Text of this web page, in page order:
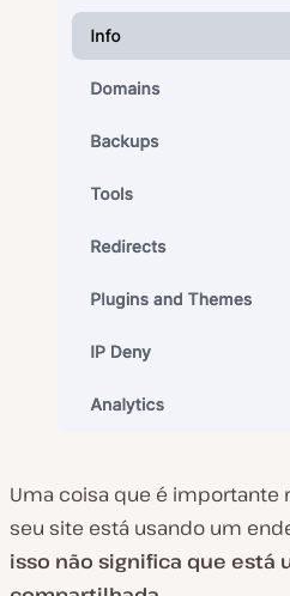
Uma coisa que é importante
seu site está usando um
isso não significa que está